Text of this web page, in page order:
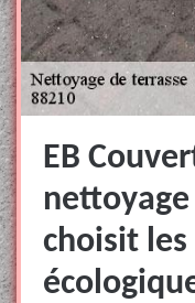
EB
choisit